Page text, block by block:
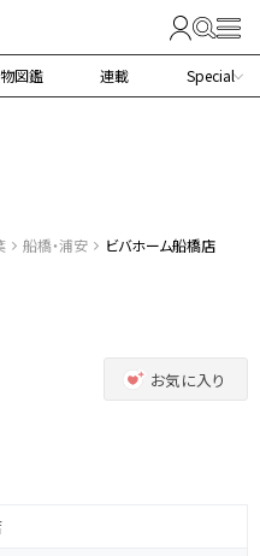
図鑑 連載 Special
船橋・浦安 ビバホーム船橋店
お気に入り